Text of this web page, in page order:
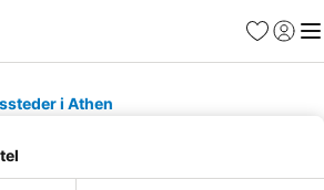
Favoritter
Log ind
i Athen